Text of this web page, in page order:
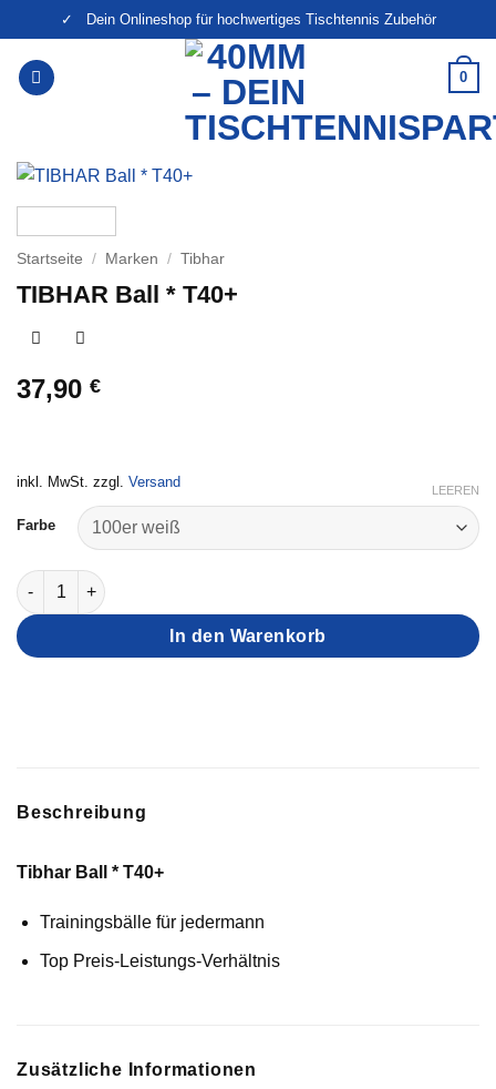
Inhalt
springen
✓ Dein Onlineshop für hochwertiges Tischtennis Zubehör
0
Startseite / Marken / Tibhar
TIBHAR Ball * T40+
37,90 €
inkl. MwSt. zzgl. Versand
Farbe
LEEREN
TIBHAR Ball * T40+ Menge
In den Warenkorb
Beschreibung
Tibhar Ball * T40+
Trainingsbälle für jedermann
Top Preis-Leistungs-Verhältnis
Zusätzliche Informationen